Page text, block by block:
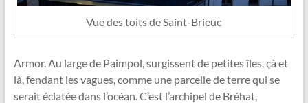
Vue des toits de Saint-Brieuc
Armor. Au large de Paimpol, surgissent de petites îles, çà et
là, fendant les vagues, comme une parcelle de terre qui se
serait éclatée dans l’océan. C’est l’archipel de Bréhat,